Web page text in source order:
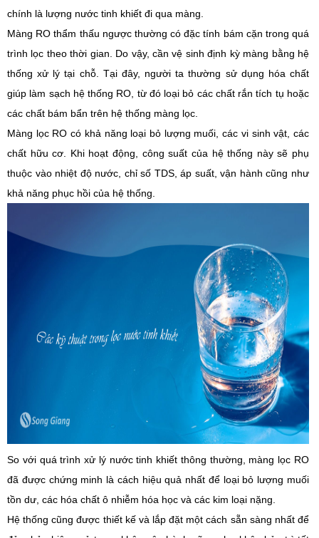
chính là lượng nước tinh khiết đi qua màng.
Màng ROthẩm thấu ngược thường có đặc tính bám cặn trong quá
trình lọc theo thời gian. Do vậy, cần vệ sinh định kỳ màng bằng hệ
thống xử lý tại chỗ. Tại đây, người ta thường sử dụng hóa chất
giúp làm sạch hệ thống RO , từ đó loại bỏ các chất rắn tích tụ hoặc
các chất bám bẩn trên hệ thống màng lọc.
Màng lọc RO có khả năng loại bỏ lượng muối,các vi sinh vật,các
chất hữu cơ . Khi hoạt động, công suất của hệ thống này sẽ phụ
thuộc vào nhiệt độ nước, chỉ số TDS, áp suất, vận hànhcũng như
khả năng phục hồi của hệ thống.
So với quá trình xử lýnước tinh khiết thông thường, màng lọc RO
đã được chứng minh là cách hiệu quả nhất để loại bỏ lượng muối
tồn dư , các hóa chất ô nhiễm hóa học và các kim loại nặng.
Hệ thống cũng được thiết kế và lắp đặt một cách sẵn sàng nhấtđể